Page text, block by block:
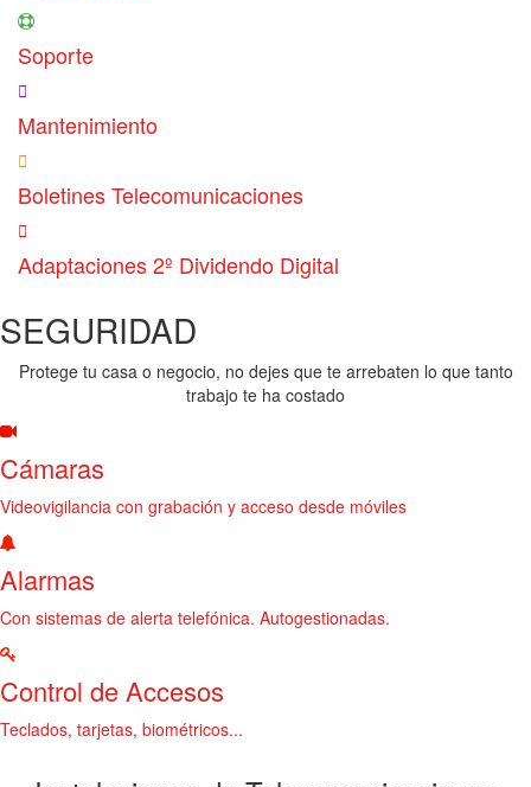
Soporte
Mantenimiento
Boletines Telecomunicaciones
Adaptaciones 2º Dividendo Digital
SEGURIDAD
Protege tu casa o negocio, no dejes que te arrebaten lo que tanto
trabajo te ha costado
Cámaras
Videovigilancia con grabación y acceso desde móviles
Alarmas
Con sistemas de alerta telefónica. Autogestionadas.
Control de Accesos
Teclados, tarjetas, biométricos...